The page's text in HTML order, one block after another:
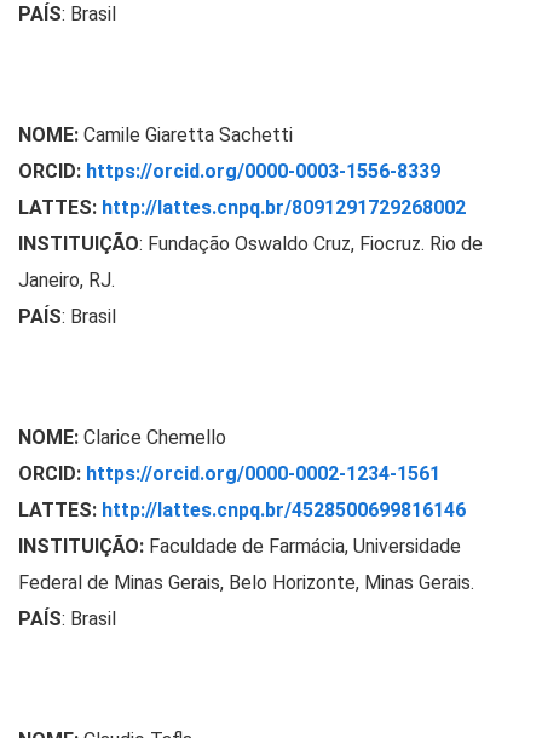
PAÍS: Brasil
NOME: Camile Giaretta Sachetti
ORCID: https://orcid.org/0000-0003-1556-8339
LATTES: http://lattes.cnpq.br/8091291729268002
INSTITUIÇÃO: Fundação Oswaldo Cruz, Fiocruz. Rio de
Janeiro, RJ.
PAÍS: Brasil
NOME: Clarice Chemello
ORCID: https://orcid.org/0000-0002-1234-1561
LATTES: http://lattes.cnpq.br/4528500699816146
INSTITUIÇÃO: Faculdade de Farmácia, Universidade
Federal de Minas Gerais, Belo Horizonte, Minas Gerais.
PAÍS: Brasil